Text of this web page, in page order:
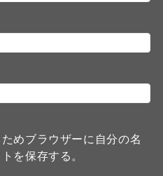
めブラウザーに自分の名
を保存する。